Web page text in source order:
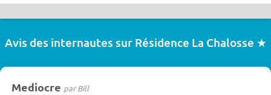
Avis des internautes sur Résidence La Chalosse ★
Mediocre par Bill